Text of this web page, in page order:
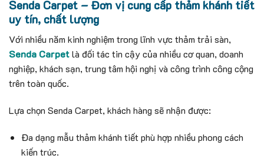
Senda Carpet – Đơn vị cung cấp thảm khánh tiết
uy tín, chất lượng
Với nhiều năm kinh nghiệm trong lĩnh vực thảm trải sàn,
Senda Carpetlà đối tác tin cậy của nhiều cơ quan, doanh
nghiệp, khách sạn, trung tâm hội nghị và công trình công cộng
trên toàn quốc.
Lựa chọn Senda Carpet, khách hàng sẽ nhận được:
Đa dạng mẫu thảm khánh tiết phù hợp nhiều phong cách
kiến trúc.